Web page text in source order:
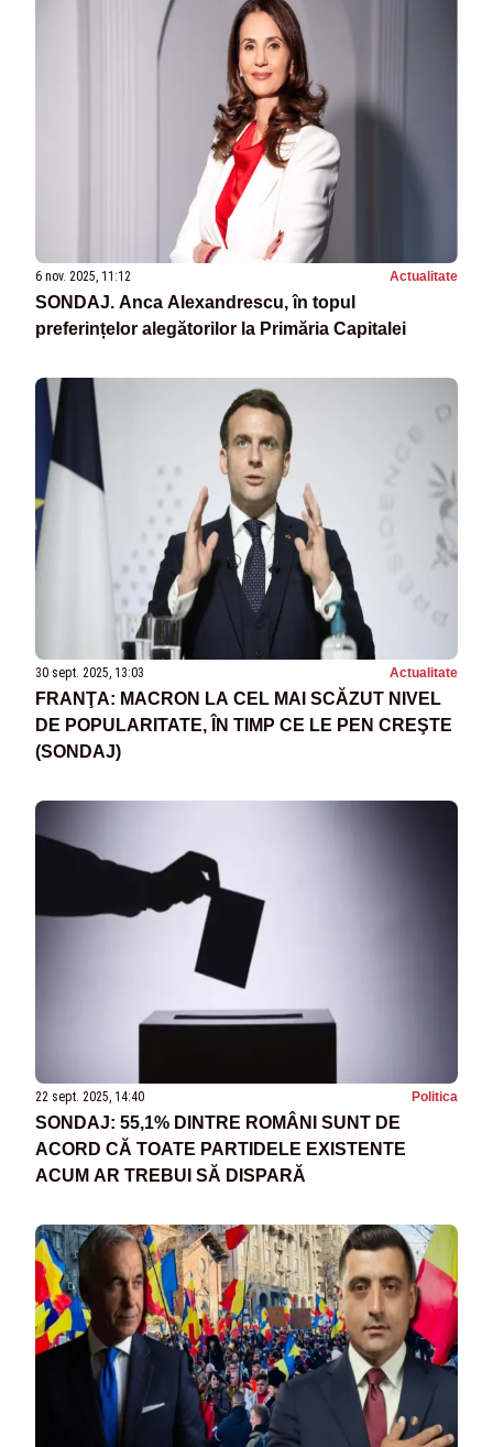
6 nov. 2025, 11:12 Actualitate
SONDAJ. Anca Alexandrescu, în topul
preferințelor alegătorilor la Primăria Capitalei
30 sept. 2025, 13:03 Actualitate
FRANŢA: MACRON LA CEL MAI SCĂZUT NIVEL
DE POPULARITATE, ÎN TIMP CE LE PEN CREŞTE
(SONDAJ)
22 sept. 2025, 14:40 Politica
SONDAJ: 55,1% DINTRE ROMÂNI SUNT DE
ACORD CĂ TOATE PARTIDELE EXISTENTE
ACUM AR TREBUI SĂ DISPARĂ